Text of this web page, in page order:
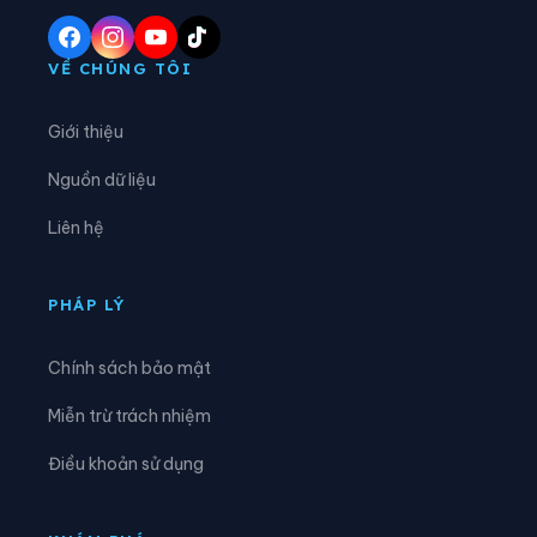
Phường Cầu Kiệu
Phường Chánh Hiệp
Phường Gia Định
VỀ CHÚNG TÔI
Giới thiệu
Nguồn dữ liệu
Liên hệ
PHÁP LÝ
Chính sách bảo mật
Miễn trừ trách nhiệm
Điều khoản sử dụng